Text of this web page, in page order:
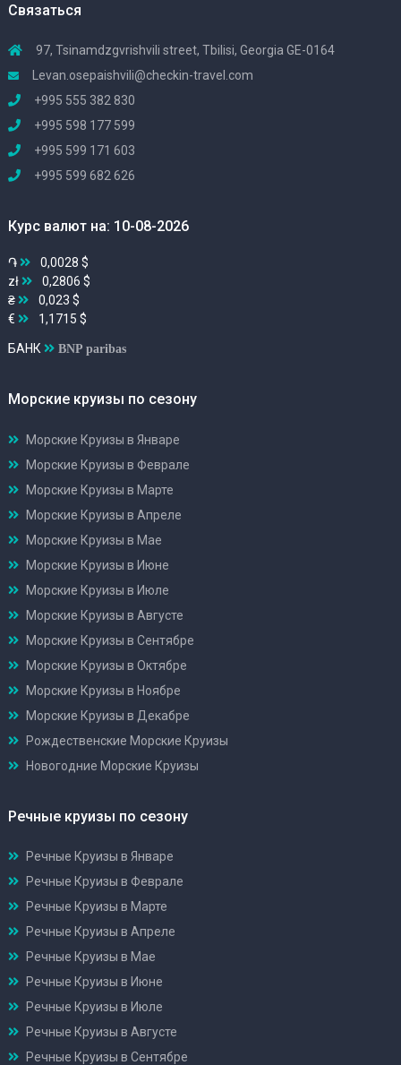
Связаться
97, Tsinamdzgvrishvili street, Tbilisi, Georgia GE-0164
Levan.osepaishvili@checkin-travel.com
+995 555 382 830
+995 598 177 599
+995 599 171 603
+995 599 682 626
Курс валют на: 10-08-2026
֏
0,0028 $
zł
0,2806 $
₴
0,023 $
€
1,1715 $
БАНК BNP paribas
Морские круизы по сезону
Морские Круизы в Январе
Морские Круизы в Феврале
Морские Круизы в Марте
Морские Круизы в Апреле
Морские Круизы в Мае
Морские Круизы в Июне
Морские Круизы в Июле
Морские Круизы в Августе
Морские Круизы в Сентябре
Морские Круизы в Октябре
Морские Круизы в Ноябре
Морские Круизы в Декабре
Рождественские Морские Круизы
Новогодние Морские Круизы
Речные круизы по сезону
Речные Круизы в Январе
Речные Круизы в Феврале
Речные Круизы в Марте
Речные Круизы в Апреле
Речные Круизы в Мае
Речные Круизы в Июне
Речные Круизы в Июле
Речные Круизы в Августе
Речные Круизы в Сентябре